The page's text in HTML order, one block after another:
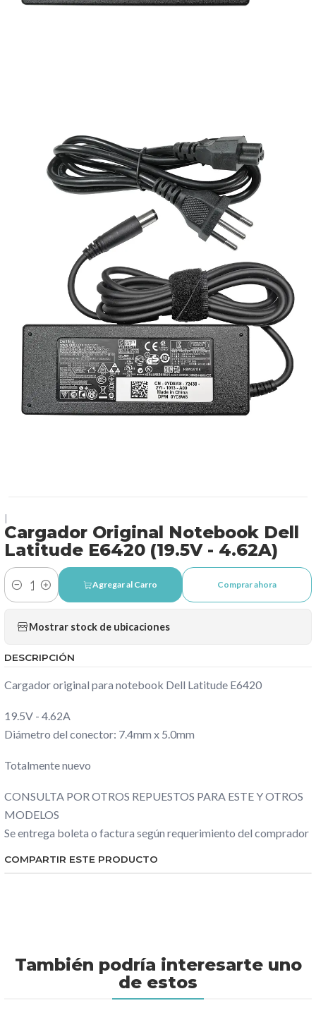
Cargador Original Notebook Dell
Latitude E6420 (19.5V - 4.62A)
Cantidad
Agregar al Carro Comprar ahora
Mostrar stock de ubicaciones
DESCRIPCIÓN
Cargador original para notebook Dell Latitude E6420
19.5V - 4.62A
Diámetro del conector: 7.4mm x 5.0mm
Totalmente nuevo
CONSULTA POR OTROS REPUESTOS PARA ESTE Y OTROS
MODELOS
Se entrega boleta o factura según requerimiento del comprador
COMPARTIR ESTE PRODUCTO
También podría interesarte uno
de estos